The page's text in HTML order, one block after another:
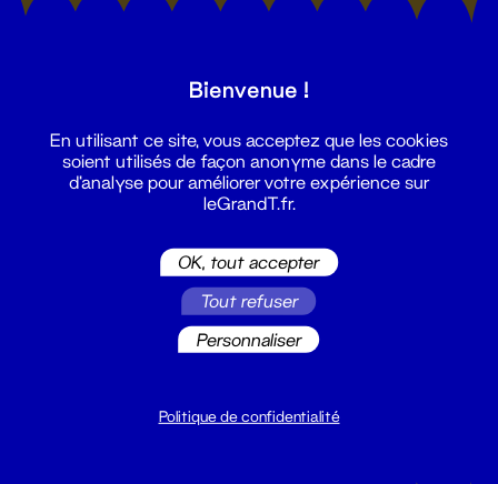
billetterie@leGrandT.fr
Bienvenue !
En utilisant ce site, vous acceptez que les cookies
soient utilisés de façon anonyme dans le cadre
d'analyse pour améliorer votre expérience sur
leGrandT.fr.
OK, tout accepter
Tout refuser
Personnaliser
Politique de confidentialité